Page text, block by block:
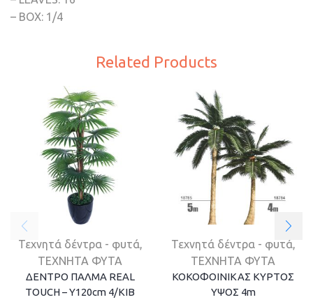
– BOX: 1/4
Related Products
Τεχνητά δέντρα - φυτά,
ΤΕΧΝΗΤΑ ΦΥΤΑ
ΔΕΝΤΡΟ ΠΑΛΜΑ REAL
TOUCH – Y120cm 4/ΚΙΒ
Τεχνητά δέντρα - φυτά,
ΤΕΧΝΗΤΑ ΦΥΤΑ
ΚΟΚΟΦΟΙΝΙΚΑΣ ΚΥΡΤΟΣ
ΥΨΟΣ 4m